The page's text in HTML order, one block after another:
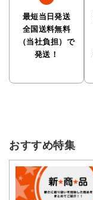
最短当日発送
全国送料無料
（当社負担）で
発送！
おすすめ特集